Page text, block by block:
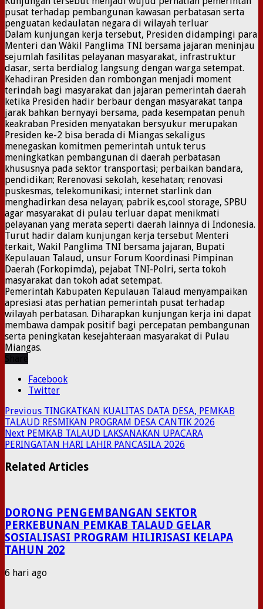
pusat terhadap pembangunan kawasan perbatasan serta
penguatan kedaulatan negara di wilayah terluar
Dalam kunjungan kerja tersebut, Presiden didampingi para
Menteri dan Wàkil Panglima TNI bersama jajaran meninjau
sejumlah fasilitas pelayanan masyarakat, infrastruktur
dasar, serta berdialog langsung dengan warga setempat.
Kehadiran Presiden dan rombongan menjadi moment
terindah bagi masyarakat dan jajaran pemerintah daerah
ketika Presiden hadir berbaur dengan masyarakat tanpa
jarak bahkan bernyayi bersama, pada kesempatan penuh
keakraban Presiden menyatakan bersyukur merupakan
Presiden ke-2 bisa berada di Miangas sekaligus
menegaskan komitmen pemerintah untuk terus
meningkatkan pembangunan di daerah perbatasan
khususnya pada sektor transportasi; perbaikan bandara,
pendidikan; Rerenovasi sekolah, kesehatan; renovasi
puskesmas, telekomunikasi; internet starlink dan
menghadirkan desa nelayan; pabrik es,cool storage, SPBU
agar masyarakat di pulau terluar dapat menikmati
pelayanan yang merata seperti daerah lainnya di Indonesia.
Turut hadir dalam kunjungan kerja tersebut Menteri
terkait, Wakil Panglima TNI bersama jajaran, Bupati
Kepulauan Talaud, unsur Forum Koordinasi Pimpinan
Daerah (Forkopimda), pejabat TNI-Polri, serta tokoh
masyarakat dan tokoh adat setempat.
Pemerintah Kabupaten Kepulauan Talaud menyampaikan
apresiasi atas perhatian pemerintah pusat terhadap
wilayah perbatasan. Diharapkan kunjungan kerja ini dapat
membawa dampak positif bagi percepatan pembangunan
serta peningkatan kesejahteraan masyarakat di Pulau
Miangas.
Facebook
Twitter
Previous TINGKATKAN KUALITAS DATA DESA, PEMKAB
TALAUD RESMIKAN PROGRAM DESA CANTIK 2026
Next PEMKAB TALAUD LAKSANAKAN UPACARA
PERINGATAN HARI LAHIR PANCASILA 2026
Related Articles
DORONG PENGEMBANGAN SEKTOR
PERKEBUNAN PEMKAB TALAUD GELAR
SOSIALISASI PROGRAM HILIRISASI KELAPA
TAHUN 202
6 hari ago